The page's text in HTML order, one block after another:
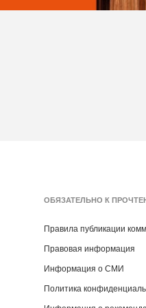
ОБЯЗАТЕЛЬНО К
Правила публикации
Правовая информация
Информация о СМИ
Политика